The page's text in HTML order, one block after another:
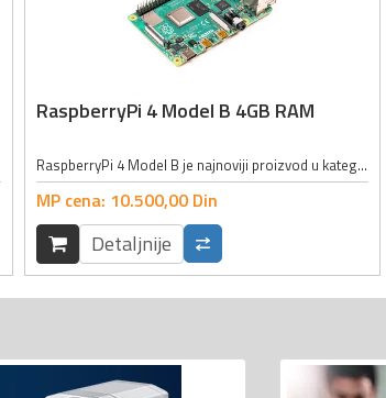
RaspberryPi 4 Model B 4GB RAM
RaspberryPi 4 Model B je najnoviji proizvod u kategoriji Raspberry Pi računara. Između ostalog nudi revolucionarno povećanje brzine procesora, bolje performanse, bržu memoriju u poređenju sa prethodnom generacijom Raspberry Pi 3 Model...
MP cena: 10.500,00 Din
Detaljnije